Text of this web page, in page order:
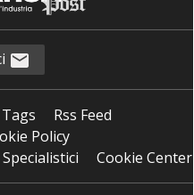
Tags
Rss Feed
Policy
Cookie Center